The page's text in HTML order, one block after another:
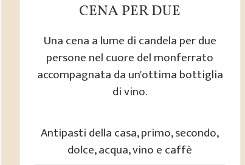
CENA PER DUE
Una cena a lume di candela per due
persone nel cuore del monferrato
accompagnata da un'ottima bottiglia
di vino.
Antipasti della casa, primo, secondo,
dolce, acqua, vino e caffè